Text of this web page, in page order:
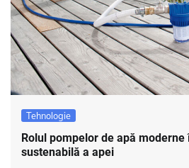
Tehnologie
Rolul pompelor de apă
sustenabilă a apei